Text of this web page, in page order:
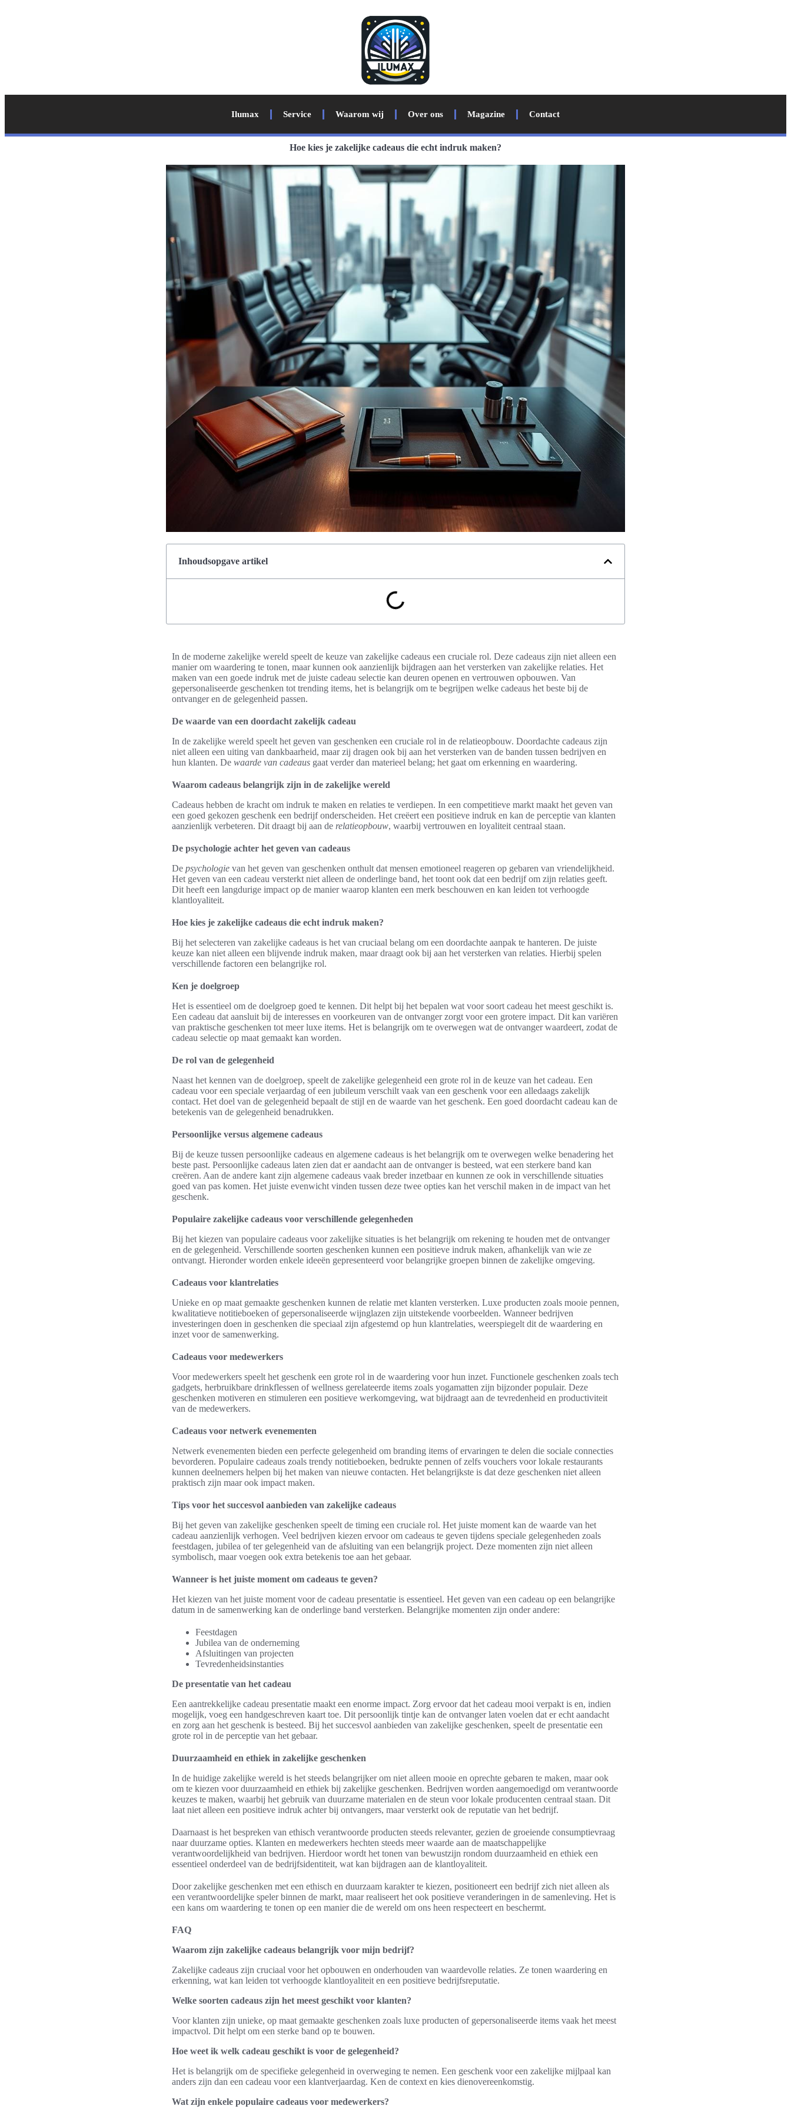
Ilumax Service Waarom wij Over ons Magazine Contact
Hoe kies je zakelijke cadeaus die echt indruk maken?
Inhoudsopgave artikel
In de moderne zakelijke wereld speelt de keuze van zakelijke cadeaus een cruciale rol. Deze cadeaus zijn niet alleen een
manier om waardering te tonen, maar kunnen ook aanzienlijk bijdragen aan het versterken van zakelijke relaties. Het
maken van een goede indruk met de juiste cadeau selectie kan deuren openen en vertrouwen opbouwen. Van
gepersonaliseerde geschenken tot trending items, het is belangrijk om te begrijpen welke cadeaus het beste bij de
ontvanger en de gelegenheid passen.
De waarde van een doordacht zakelijk cadeau
In de zakelijke wereld speelt het geven van geschenken een cruciale rol in de relatieopbouw. Doordachte cadeaus zijn
niet alleen een uiting van dankbaarheid, maar zij dragen ook bij aan het versterken van de banden tussen bedrijven en
hun klanten. De waarde van cadeaus gaat verder dan materieel belang; het gaat om erkenning en waardering.
Waarom cadeaus belangrijk zijn in de zakelijke wereld
Cadeaus hebben de kracht om indruk te maken en relaties te verdiepen. In een competitieve markt maakt het geven van
een goed gekozen geschenk een bedrijf onderscheiden. Het creëert een positieve indruk en kan de perceptie van klanten
aanzienlijk verbeteren. Dit draagt bij aan de relatieopbouw, waarbij vertrouwen en loyaliteit centraal staan.
De psychologie achter het geven van cadeaus
De psychologie van het geven van geschenken onthult dat mensen emotioneel reageren op gebaren van vriendelijkheid.
Het geven van een cadeau versterkt niet alleen de onderlinge band, het toont ook dat een bedrijf om zijn relaties geeft.
Dit heeft een langdurige impact op de manier waarop klanten een merk beschouwen en kan leiden tot verhoogde
klantloyaliteit.
Hoe kies je zakelijke cadeaus die echt indruk maken?
Bij het selecteren van zakelijke cadeaus is het van cruciaal belang om een doordachte aanpak te hanteren. De juiste
keuze kan niet alleen een blijvende indruk maken, maar draagt ook bij aan het versterken van relaties. Hierbij spelen
verschillende factoren een belangrijke rol.
Ken je doelgroep
Het is essentieel om de doelgroep goed te kennen. Dit helpt bij het bepalen wat voor soort cadeau het meest geschikt is.
Een cadeau dat aansluit bij de interesses en voorkeuren van de ontvanger zorgt voor een grotere impact. Dit kan variëren
van praktische geschenken tot meer luxe items. Het is belangrijk om te overwegen wat de ontvanger waardeert, zodat de
cadeau selectie op maat gemaakt kan worden.
De rol van de gelegenheid
Naast het kennen van de doelgroep, speelt de zakelijke gelegenheid een grote rol in de keuze van het cadeau. Een
cadeau voor een speciale verjaardag of een jubileum verschilt vaak van een geschenk voor een alledaags zakelijk
contact. Het doel van de gelegenheid bepaalt de stijl en de waarde van het geschenk. Een goed doordacht cadeau kan de
betekenis van de gelegenheid benadrukken.
Persoonlijke versus algemene cadeaus
Bij de keuze tussen persoonlijke cadeaus en algemene cadeaus is het belangrijk om te overwegen welke benadering het
beste past. Persoonlijke cadeaus laten zien dat er aandacht aan de ontvanger is besteed, wat een sterkere band kan
creëren. Aan de andere kant zijn algemene cadeaus vaak breder inzetbaar en kunnen ze ook in verschillende situaties
goed van pas komen. Het juiste evenwicht vinden tussen deze twee opties kan het verschil maken in de impact van het
geschenk.
Populaire zakelijke cadeaus voor verschillende gelegenheden
Bij het kiezen van populaire cadeaus voor zakelijke situaties is het belangrijk om rekening te houden met de ontvanger
en de gelegenheid. Verschillende soorten geschenken kunnen een positieve indruk maken, afhankelijk van wie ze
ontvangt. Hieronder worden enkele ideeën gepresenteerd voor belangrijke groepen binnen de zakelijke omgeving.
Cadeaus voor klantrelaties
Unieke en op maat gemaakte geschenken kunnen de relatie met klanten versterken. Luxe producten zoals mooie pennen,
kwalitatieve notitieboeken of gepersonaliseerde wijnglazen zijn uitstekende voorbeelden. Wanneer bedrijven
investeringen doen in geschenken die speciaal zijn afgestemd op hun klantrelaties, weerspiegelt dit de waardering en
inzet voor de samenwerking.
Cadeaus voor medewerkers
Voor medewerkers speelt het geschenk een grote rol in de waardering voor hun inzet. Functionele geschenken zoals tech
gadgets, herbruikbare drinkflessen of wellness gerelateerde items zoals yogamatten zijn bijzonder populair. Deze
geschenken motiveren en stimuleren een positieve werkomgeving, wat bijdraagt aan de tevredenheid en productiviteit
van de medewerkers.
Cadeaus voor netwerk evenementen
Netwerk evenementen bieden een perfecte gelegenheid om branding items of ervaringen te delen die sociale connecties
bevorderen. Populaire cadeaus zoals trendy notitieboeken, bedrukte pennen of zelfs vouchers voor lokale restaurants
kunnen deelnemers helpen bij het maken van nieuwe contacten. Het belangrijkste is dat deze geschenken niet alleen
praktisch zijn maar ook impact maken.
Tips voor het succesvol aanbieden van zakelijke cadeaus
Bij het geven van zakelijke geschenken speelt de timing een cruciale rol. Het juiste moment kan de waarde van het
cadeau aanzienlijk verhogen. Veel bedrijven kiezen ervoor om cadeaus te geven tijdens speciale gelegenheden zoals
feestdagen, jubilea of ter gelegenheid van de afsluiting van een belangrijk project. Deze momenten zijn niet alleen
symbolisch, maar voegen ook extra betekenis toe aan het gebaar.
Wanneer is het juiste moment om cadeaus te geven?
Het kiezen van het juiste moment voor de cadeau presentatie is essentieel. Het geven van een cadeau op een belangrijke
datum in de samenwerking kan de onderlinge band versterken. Belangrijke momenten zijn onder andere:
Feestdagen
Jubilea van de onderneming
Afsluitingen van projecten
Tevredenheidsinstanties
De presentatie van het cadeau
Een aantrekkelijke cadeau presentatie maakt een enorme impact. Zorg ervoor dat het cadeau mooi verpakt is en, indien
mogelijk, voeg een handgeschreven kaart toe. Dit persoonlijk tintje kan de ontvanger laten voelen dat er echt aandacht
en zorg aan het geschenk is besteed. Bij het succesvol aanbieden van zakelijke geschenken, speelt de presentatie een
grote rol in de perceptie van het gebaar.
Duurzaamheid en ethiek in zakelijke geschenken
In de huidige zakelijke wereld is het steeds belangrijker om niet alleen mooie en oprechte gebaren te maken, maar ook
om te kiezen voor duurzaamheid en ethiek bij zakelijke geschenken. Bedrijven worden aangemoedigd om verantwoorde
keuzes te maken, waarbij het gebruik van duurzame materialen en de steun voor lokale producenten centraal staan. Dit
laat niet alleen een positieve indruk achter bij ontvangers, maar versterkt ook de reputatie van het bedrijf.
Daarnaast is het bespreken van ethisch verantwoorde producten steeds relevanter, gezien de groeiende consumptievraag
naar duurzame opties. Klanten en medewerkers hechten steeds meer waarde aan de maatschappelijke
verantwoordelijkheid van bedrijven. Hierdoor wordt het tonen van bewustzijn rondom duurzaamheid en ethiek een
essentieel onderdeel van de bedrijfsidentiteit, wat kan bijdragen aan de klantloyaliteit.
Door zakelijke geschenken met een ethisch en duurzaam karakter te kiezen, positioneert een bedrijf zich niet alleen als
een verantwoordelijke speler binnen de markt, maar realiseert het ook positieve veranderingen in de samenleving. Het is
een kans om waardering te tonen op een manier die de wereld om ons heen respecteert en beschermt.
FAQ
Waarom zijn zakelijke cadeaus belangrijk voor mijn bedrijf?
Zakelijke cadeaus zijn cruciaal voor het opbouwen en onderhouden van waardevolle relaties. Ze tonen waardering en
erkenning, wat kan leiden tot verhoogde klantloyaliteit en een positieve bedrijfsreputatie.
Welke soorten cadeaus zijn het meest geschikt voor klanten?
Voor klanten zijn unieke, op maat gemaakte geschenken zoals luxe producten of gepersonaliseerde items vaak het meest
impactvol. Dit helpt om een sterke band op te bouwen.
Hoe weet ik welk cadeau geschikt is voor de gelegenheid?
Het is belangrijk om de specifieke gelegenheid in overweging te nemen. Een geschenk voor een zakelijke mijlpaal kan
anders zijn dan een cadeau voor een klantverjaardag. Ken de context en kies dienovereenkomstig.
Wat zijn enkele populaire cadeaus voor medewerkers?